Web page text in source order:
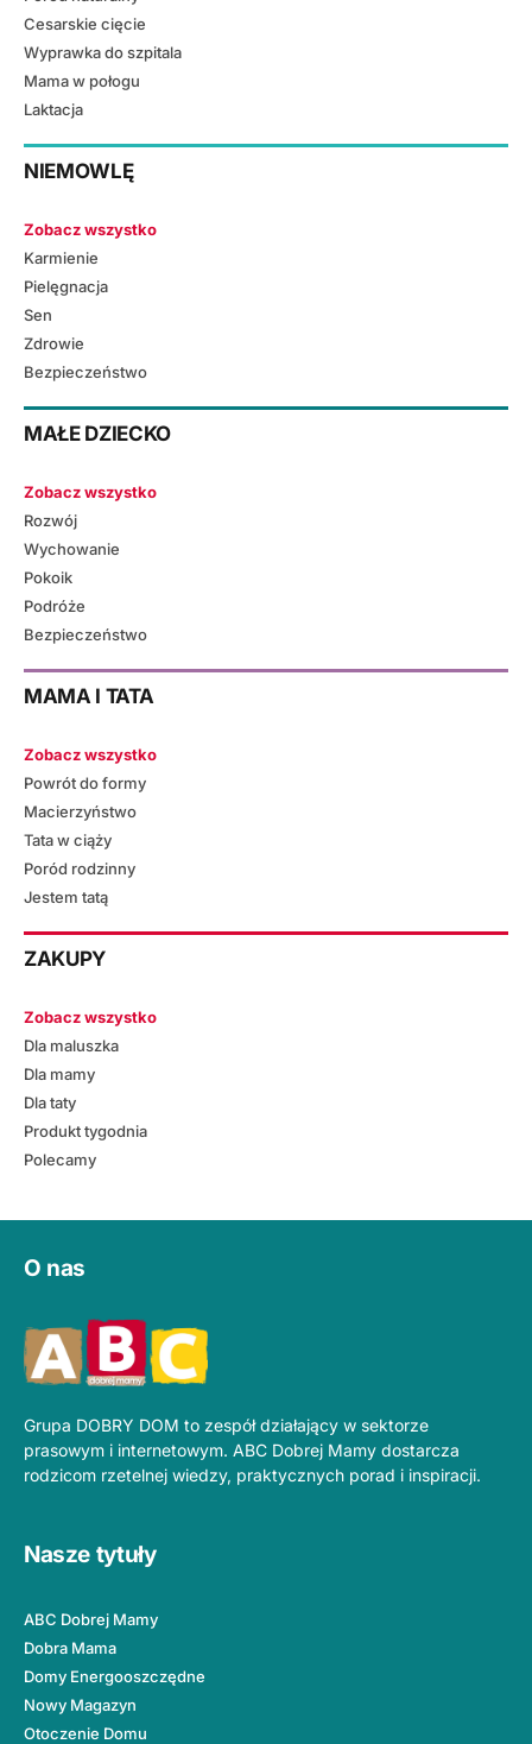
Cesarskie cięcie
Wyprawka do szpitala
Mama w połogu
Laktacja
NIEMOWLĘ
Zobacz wszystko
Karmienie
Pielęgnacja
Sen
Zdrowie
Bezpieczeństwo
MAŁE DZIECKO
Zobacz wszystko
Rozwój
Wychowanie
Pokoik
Podróże
Bezpieczeństwo
MAMA I TATA
Zobacz wszystko
Powrót do formy
Macierzyństwo
Tata w ciąży
Poród rodzinny
Jestem tatą
ZAKUPY
Zobacz wszystko
Dla maluszka
Dla mamy
Dla taty
Produkt tygodnia
Polecamy
O nas
Grupa DOBRY DOM to zespół działający w sektorze
prasowym i internetowym. ABC Dobrej Mamy dostarcza
rodzicom rzetelnej wiedzy, praktycznych porad i inspiracji.
Nasze tytuły
ABC Dobrej Mamy
Dobra Mama
Domy Energooszczędne
Nowy Magazyn
Otoczenie Domu